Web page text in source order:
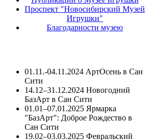
Проспект "Новосибирский Музей
Игрушки"
Благодарности музею
01.11.-04.11.2024 АртОсень в Сан
Сити
14.12–31.12.2024 Новогодний
БазАрт в Сан Сити
01.01–07.01.2025 Ярмарка
"БазАрт": Доброе Рождество в
Сан Сити
19.02–03.03.2025 Февральский